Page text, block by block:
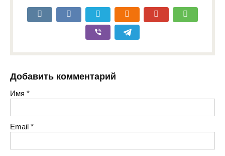
Добавить комментарий
Имя *
Email *